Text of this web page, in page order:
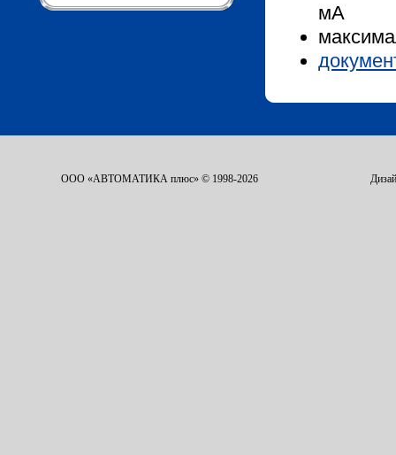
мА
ООО «АВТОМАТИКА плюс» © 1998-2026